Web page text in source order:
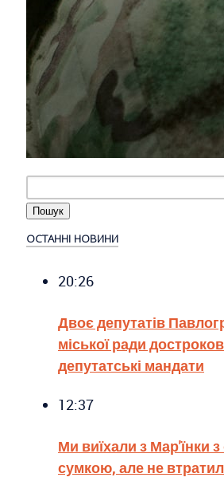
ОСТАННІ НОВИНИ
20:26
Двоє депутатів
міської ради
депутатські мандати
12:37
Ми виїхали з Мар'їнки
сумкою, але не